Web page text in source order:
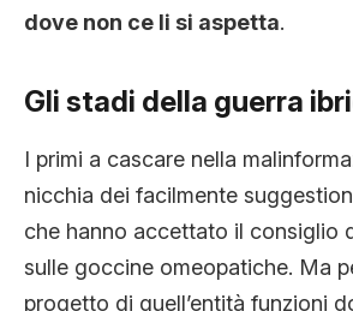
dove non ce li si aspetta.
Gli stadi della guerra
I primi a cascare nella
nicchia dei facilmente
che hanno accettato il consiglio
sulle goccine omeopatiche. Ma
progetto di quell’entità funzioni